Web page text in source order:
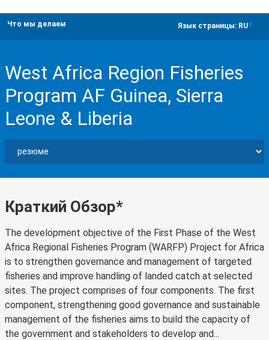
Что мы делаем Язык страницы: RU
West Africa Region Fisheries
Program AF Guinea, Sierra
Leone & Liberia
Краткий Обзор*
The development objective of the First Phase of the West
Africa Regional Fisheries Program (WARFP) Project for Africa
is to strengthen governance and management of targeted
fisheries and improve handling of landed catch at selected
sites. The project comprises of four components. The first
component, strengthening good governance and sustainable
management of the fisheries aims to build the capacity of
the government and stakeholders to develop and...